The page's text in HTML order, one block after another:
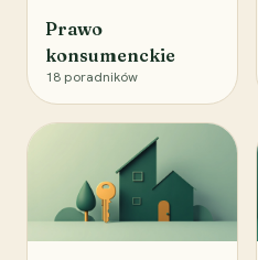
Prawo
konsumenckie
18 poradników